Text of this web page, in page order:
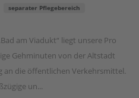
separater Pflegebereich
am Viadukt“ liegt unsere Pro
Gehminuten von der Altstadt
die öffentlichen Verkehrsmittel.
un...